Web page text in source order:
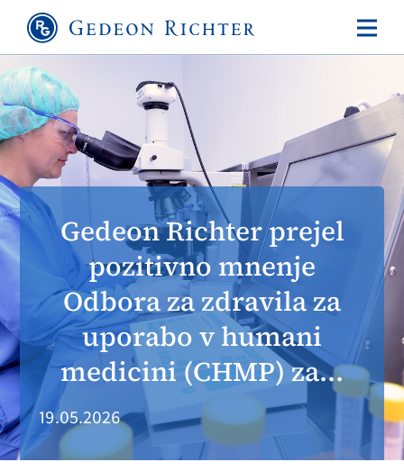
Gedeon Richter prejel
pozitivno mnenje
Odbora za zdravila za
uporabo v humani
medicini (CHMP) za...
19.05.2026